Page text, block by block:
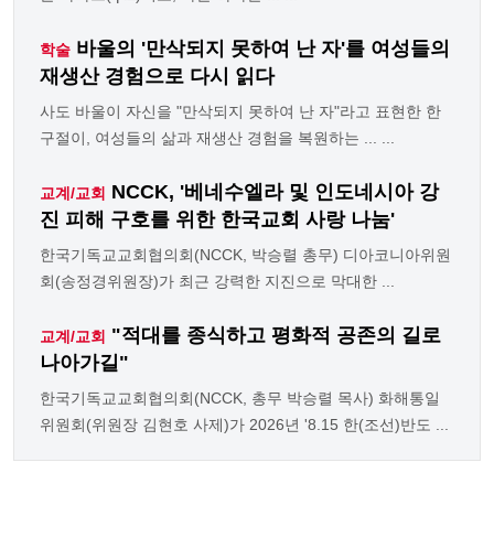
학술 바울의 '만삭되지 못하여 난 자'를 여성들의
재생산 경험으로 다시 읽다
사도 바울이 자신을 "만삭되지 못하여 난 자"라고 표현한 한
구절이, 여성들의 삶과 재생산 경험을 복원하는 ... ...
교계/교회 NCCK, '베네수엘라 및 인도네시아 강
진 피해 구호를 위한 한국교회 사랑 나눔'
한국기독교교회협의회(NCCK, 박승렬 총무) 디아코니아위원
회(송정경위원장)가 최근 강력한 지진으로 막대한 ...
교계/교회 "적대를 종식하고 평화적 공존의 길로
나아가길"
한국기독교교회협의회(NCCK, 총무 박승렬 목사) 화해통일
위원회(위원장 김현호 사제)가 2026년 '8.15 한(조선)반도 ...